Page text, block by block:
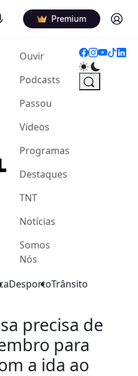
Premium Log in
Ouvir(current)
Podcasts
Passou
Vídeos
Programas
Destaques
TNT
Notícias
Somos
Nós
DesportoTrânsito
precisa de
para
a ida ao